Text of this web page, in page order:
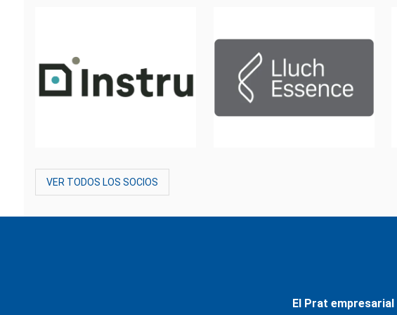
VER TODOS LOS SOCIOS
El Prat empresarial